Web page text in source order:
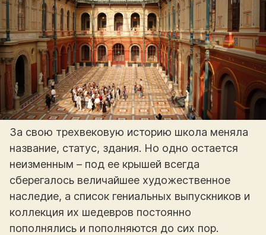
За свою трехвековую историю школа меняла
название, статус, здания. Но одно остается
неизменным – под ее крышей всегда
сберегалось величайшее художественное
наследие, а список гениальных выпускников и
коллекция их шедевров постоянно
пополнялись и пополняются до сих пор.